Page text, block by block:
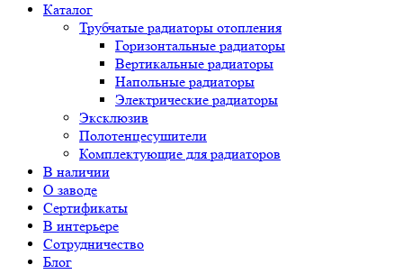
Каталог
Трубчатые радиаторы отопления
Горизонтальные радиаторы
Вертикальные радиаторы
Напольные радиаторы
Электрические радиаторы
Эксклюзив
Полотенцесушители
Комплектующие для радиаторов
В наличии
О заводе
Сертификаты
В интерьере
Сотрудничество
Блог